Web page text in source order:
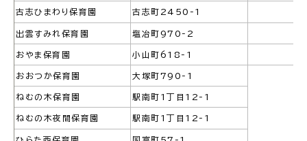
高齢者・介護 病気・ケガ
古志ひまわり保育園 古志町2450-1
出雲すみれ保育園 塩冶町970-2
おやま保育園 小山町618-1
おおつか保育園 大塚町790-1
ねむの木保育園 駅南町1丁目12-1
ねむの木夜間保育園 駅南町1丁目12-1